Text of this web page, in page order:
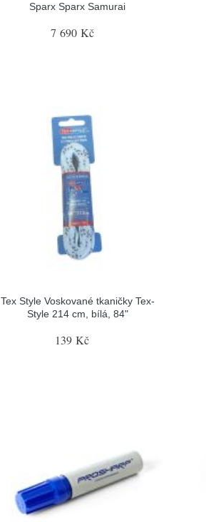
Sparx Sparx Samurai
7 690 Kč
Tex Style Voskované tkaničky Tex-
Style 214 cm, bílá, 84"
139 Kč